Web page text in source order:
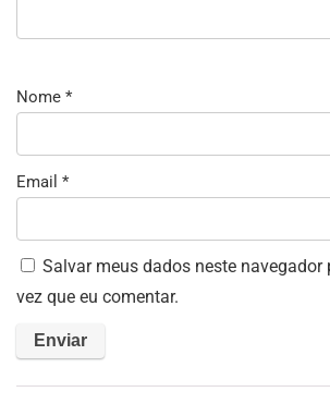
Nome *
Email *
Salvar meus dados neste navegador
vez que eu comentar.